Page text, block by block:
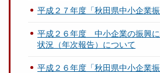
平成２７年度「秋田県中小企業
平成２６年度 中小企業の振興
状況（年次報告）について
平成２６年度「秋田県中小企業